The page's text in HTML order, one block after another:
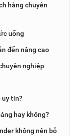
hàng chuyên
uống
đến nâng cao
nghiệp
uy tín?
hay không?
không nên bỏ